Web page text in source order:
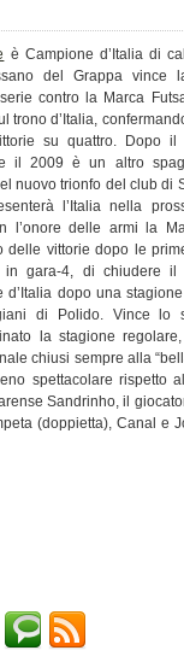
è Campione d’Italia di
del Grappa vince
contro la Marca
trono d’Italia,
su quattro. Dopo il
il 2009 è un altro
nuovo trionfo del club di
l’Italia nella
l’onore delle armi la
delle vittorie dopo le
in gara-4, di chiudere il
d’Italia dopo una
di Polido. Vince lo
la stagione
chiusi sempre alla
spettacolare rispetto
Sandrinho, il
(doppietta), Canal e